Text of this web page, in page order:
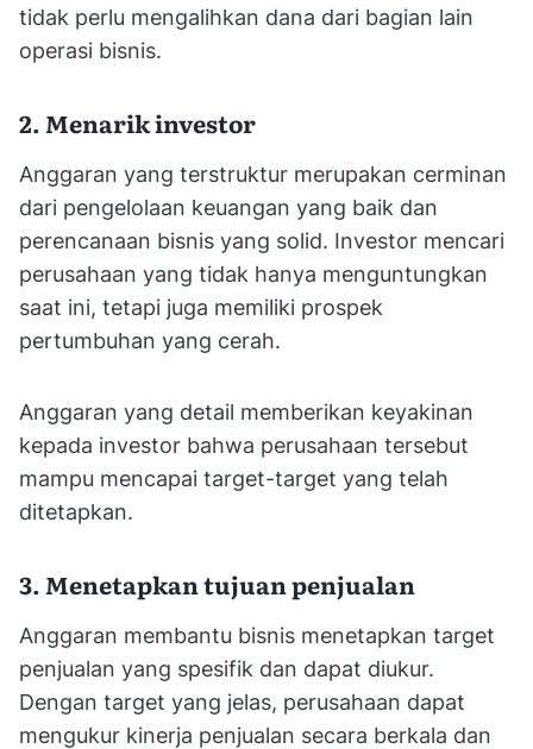
tidak perlu mengalihkan dana dari bagian lain
operasi bisnis.
2. Menarik investor
Anggaran yang terstruktur merupakan cerminan
dari pengelolaan keuangan yang baik dan
perencanaan bisnis yang solid. Investor mencari
perusahaan yang tidak hanya menguntungkan
saat ini, tetapi juga memiliki prospek
pertumbuhan yang cerah.
Anggaran yang detail memberikan keyakinan
kepada investor bahwa perusahaan tersebut
mampu mencapai target-target yang telah
ditetapkan.
3. Menetapkan tujuan penjualan
Anggaran membantu bisnis menetapkan target
penjualan yang spesifik dan dapat diukur.
Dengan target yang jelas, perusahaan dapat
mengukur kinerja penjualan secara berkala dan